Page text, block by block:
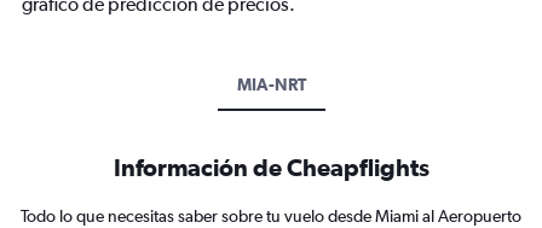
MIA-NRT
Información de Cheapflights
Todo lo que necesitas saber sobre tu vuelo desde Miami al Aeropuerto